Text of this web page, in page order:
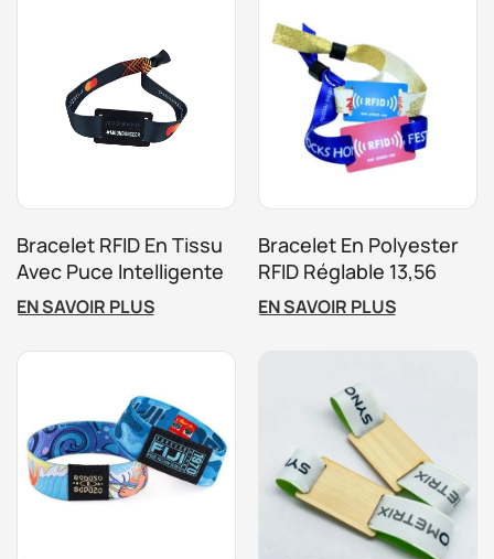
Bracelet RFID En Tissu
Avec Puce Intelligente
Intégrée Pour
Événements
EN SAVOIR PLUS
Bracelet En Polyester
RFID Réglable 13,56
MHz Pour Événements
Sportifs, Festivals De
Espèces
EN SAVOIR PLUS